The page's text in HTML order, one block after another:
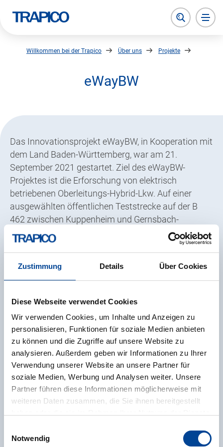
Zustimmung Details Über Cookies
Diese Webseite verwendet Cookies
Wir verwenden Cookies, um Inhalte und Anzeigen zu
personalisieren, Funktionen für soziale Medien anbieten
zu können und die Zugriffe auf unsere Website zu
analysieren. Außerdem geben wir Informationen zu Ihrer
Verwendung unserer Website an unsere Partner für
soziale Medien, Werbung und Analysen weiter. Unsere
Partner führen diese Informationen möglicherweise mit
weiteren Daten zusammen, die Sie ihnen bereitgestellt
Weitere Informationen finden Sie in unserer
Notwendig
zurück zur Startseite
Suche öffnen
Willkommen bei der Trapico Über uns Projekte
eWayBW
Das Innovationsprojekt eWayBW, in Kooperation mit
dem Land Baden-Württemberg, war am 21.
September 2021 gestartet. Ziel des eWayBW-
Projektes ist die Erforschung von elektrisch
betriebenen Oberleitungs-Hybrid-Lkw. Auf einer
ausgewählten öffentlichen Teststrecke auf der B
462 zwischen Kuppenheim und Gernsbach-
Obertsrot wurden zwei Abschnitte mit Oberleitungen
elektrifiziert. In einer dreijährigen Pilotphase wurde
Im Rahmen eines ergebnisoffenen
Technologievergleichs kamen zudem noch weitere
alternative Antriebstechnologien während des
Die TRAPICO realisierte bei diesem Projekt eine
Pool-Lösung und stellte die Oberleitungs-Hybrid-Lkw
(OH-LKWs) den beteiligten Projektspeditionen zur
Verfügung. Hierdurch konnten die Speditionen
flexibel nach ihrem Bedarf auf die Fahrzeuge
zurückgreifen.